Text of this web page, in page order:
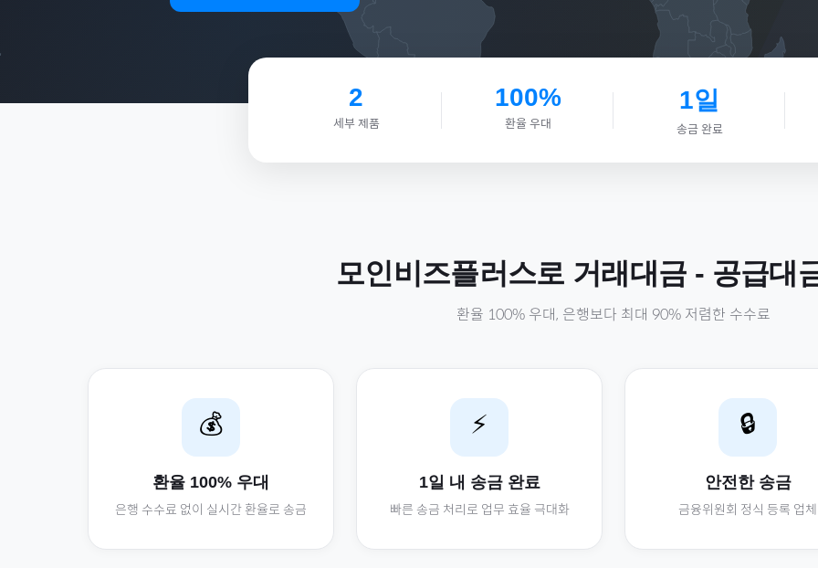
2
세부 제품
100%
환율 우대
1일
송금 완료
모인비즈플러스로 거래대금 - 공급대
환율 100% 우대, 은행보다 최대 90% 저렴한 수수료
💰
환율 100% 우대
은행 수수료 없이 실시간 환율로 송금
⚡
1일 내 송금 완료
빠른 송금 처리로 업무 효율 극대화
🔒
안전한 송금
금융위원회 정식 등록 업체